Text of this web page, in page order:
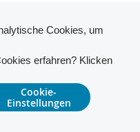
Cookies, um
erfahren? Klicken
Cookie-
Einstellungen